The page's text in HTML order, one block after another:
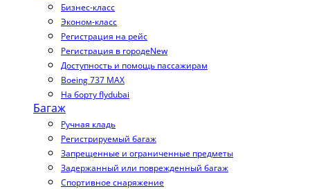
Бизнес-класс
Эконом-класс
Регистрация на рейс
Регистрация в городеNew
Доступность и помощь пассажирам
Boeing 737 MAX
На борту flydubai
Багаж
Ручная кладь
Регистрируемый багаж
Запрещенные и ограниченные предметы
Задержанный или поврежденный багаж
Спортивное снаряжение